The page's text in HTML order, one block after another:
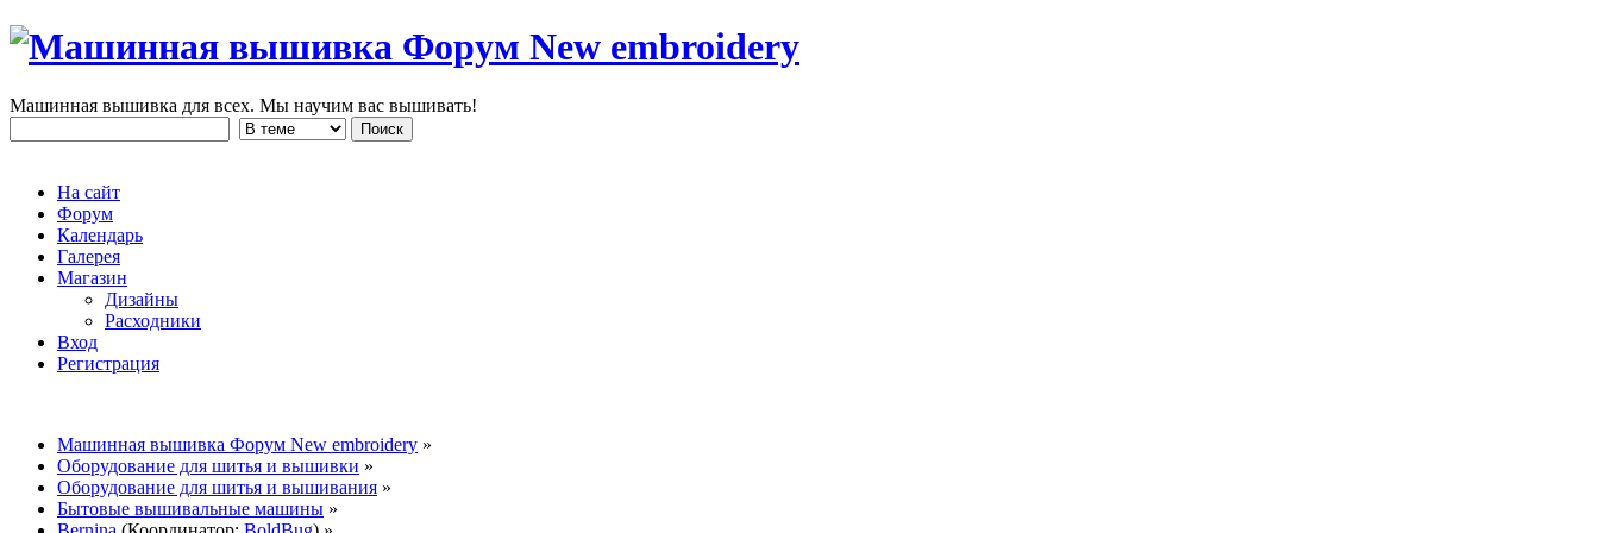
Машинная вышивка для всех. Мы научим вас вышивать!
На сайт
Форум
Календарь
Галерея
Магазин
Дизайны
Расходники
Вход
Регистрация
Машинная вышивка Форум New embroidery »
Оборудование для шитья и вышивки »
Оборудование для шитья и вышивания »
Бытовые вышивальные машины »